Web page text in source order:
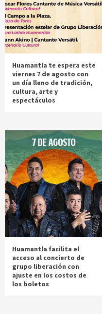
Huamantla te espera este
viernes 7 de agosto con
un día lleno de tradición,
cultura, arte y
espectáculos
Huamantla facilita el
acceso al concierto de
grupo liberación con
ajuste en los costos de
los boletos